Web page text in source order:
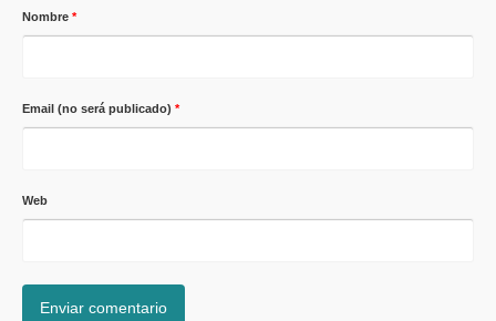
Nombre *
Email (no será publicado) *
Web